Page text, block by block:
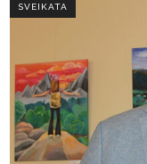
SVEIKATA